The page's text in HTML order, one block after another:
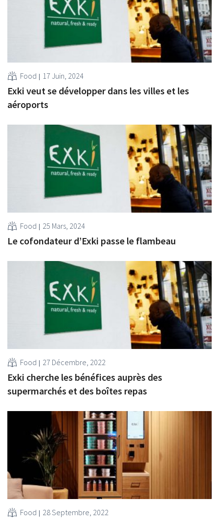
Food 17 Juin, 2024
Exki veut se développer dans les villes et les
aéroports
Food 25 Mars, 2024
Le cofondateur d’Exki passe le flambeau
Food 27 Décembre, 2022
Exki cherche les bénéfices auprès des
supermarchés et des boîtes repas
Food 28 Septembre, 2022